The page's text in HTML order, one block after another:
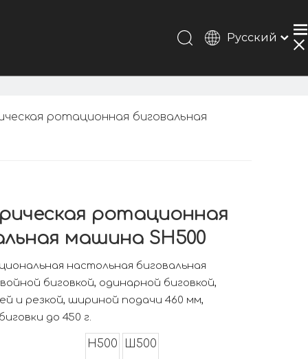
Pусский
Español
ротационная биговальная
ротационная
машина SH500
настольная биговальная
биговкой, одинарной биговкой,
и резкой, шириной подачи 460 мм,
до 450 г.
Н500 Ш500